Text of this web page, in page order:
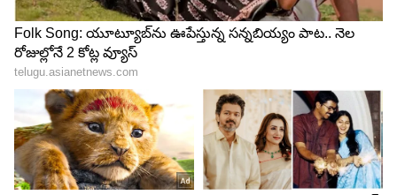
Related Articles
Spiritual : గుడిచుట్టూ ప్రదక్షిణలు ఎందుకు చేస్తారు?
భక్తి మాత్రమే కాదు దాగున్న సైన్స్ ఇదే
Spiritual : కుబేరుడికే సంపదను ప్రసాదించిన చోటిది..
మీకూ సిరిసంపదలు కలగాలంటే ఈ ఆలయాన్ని
సందర్శించండి
3